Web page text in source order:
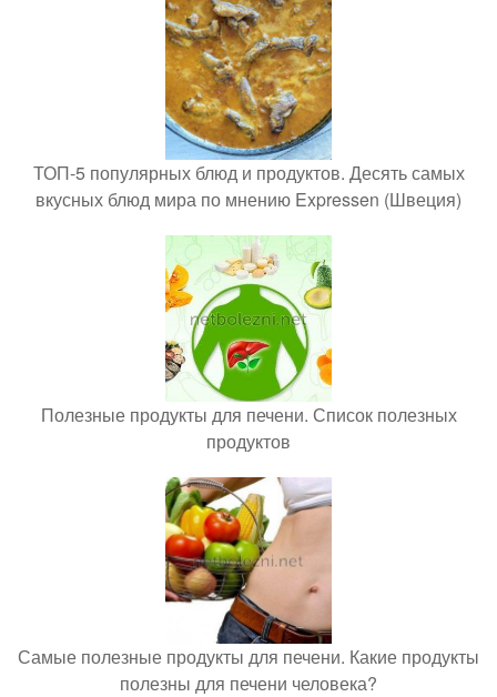
ТОП-5 популярных блюд и продуктов. Десять самых
вкусных блюд мира по мнению Expressen (Швеция)
Полезные продукты для печени. Список полезных
продуктов
Самые полезные продукты для печени. Какие продукты
полезны для печени человека?